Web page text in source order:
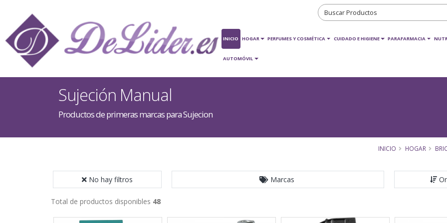
INICIO HOGAR PERFUMES Y COSMÉTICA CUIDADO E HIGIENE PARAFARMACIA
AUTOMÓVIL
Sujeción Manual
Productos de primeras marcas para Sujecion
INICIO HOGAR
No hay filtros Marcas
Total de productos disponibles 48